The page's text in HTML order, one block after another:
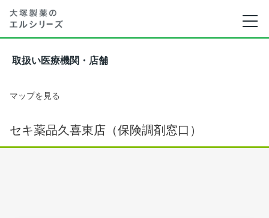
取扱い医療機関・店舗
マップを見る
セキ薬品久喜東店（保険調剤窓口）